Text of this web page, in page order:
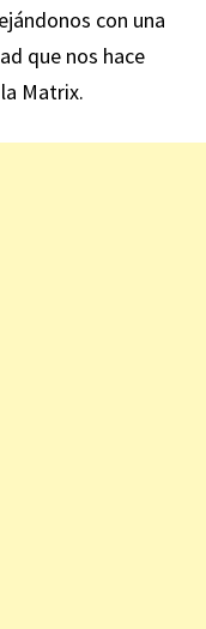
con una
que nos hace
Matrix.